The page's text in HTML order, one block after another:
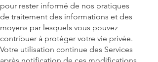
pour rester informé de nos pratiques
de traitement des informations et des
moyens par lesquels vous pouvez
contribuer à protéger votre vie privée.
Votre utilisation continue des Services